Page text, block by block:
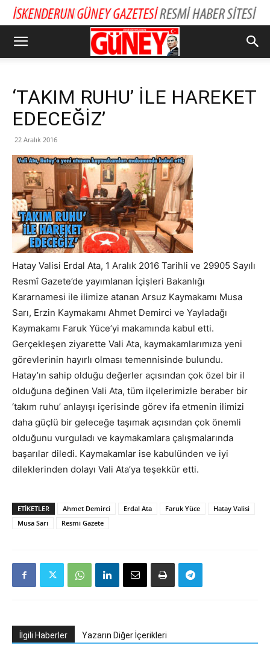
‘TAKIM RUHU’ İLE HAREKET
EDECEĞİZ’
22 Aralık 2016
Hatay Valisi Erdal Ata, 1 Aralık 2016 Tarihli ve 29905 Sayılı
Resmî Gazete’de yayımlanan İçişleri Bakanlığı
Kararnamesi ile ilimize atanan Arsuz Kaymakamı Musa
Sarı, Erzin Kaymakamı Ahmet Demirci ve Yayladağı
Kaymakamı Faruk Yüce’yi makamında kabul etti.
Gerçekleşen ziyarette Vali Ata, kaymakamlarımıza yeni
görevlerinin hayırlı olması temennisinde bulundu.
Hatay’ın sahip olduğu değerler açısından çok özel bir il
olduğuna değinen Vali Ata, tüm ilçelerimizle beraber bir
‘takım ruhu’ anlayışı içerisinde görev ifa etmenin ilimizi
daha güçlü bir geleceğe taşımak açısından çok önemli
olduğunu vurguladı ve kaymakamlara çalışmalarında
başarılar diledi. Kaymakamlar ise kabulünden ve iyi
dileklerinden dolayı Vali Ata’ya teşekkür etti.
ETIKETLER Ahmet Demirci Erdal Ata Faruk Yüce
Hatay Valisi
Musa Sarı
Resmi Gazete
İlgili Haberler Yazarın Diğer İçerikleri